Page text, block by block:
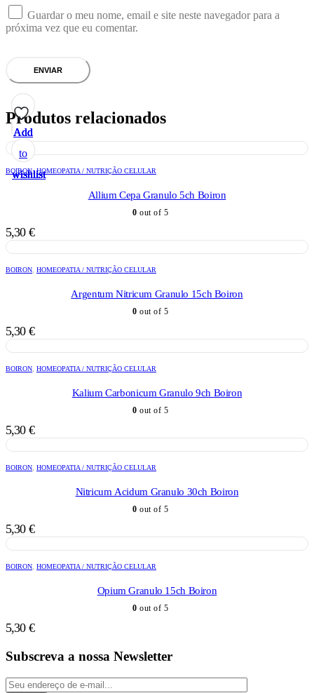
Guardar o meu nome, email e site neste navegador para a
próxima vez que eu comentar.
Produtos relacionados
Add
to
wishlist
BOIRON,HOMEOPATIA / NUTRIÇÃO CELULAR
Allium Cepa Granulo 5ch Boiron
0 out of 5
5,30 €
Add
to
wishlist
BOIRON, HOMEOPATIA / NUTRIÇÃO CELULAR
Argentum Nitricum Granulo 15ch Boiron
0 out of 5
5,30 €
Add
to
wishlist
BOIRON, HOMEOPATIA / NUTRIÇÃO CELULAR
Kalium Carbonicum Granulo 9ch Boiron
0 out of 5
5,30 €
Add
to
wishlist
BOIRON, HOMEOPATIA / NUTRIÇÃO CELULAR
Nitricum Acidum Granulo 30ch Boiron
0 out of 5
5,30 €
Add
to
wishlist
BOIRON, HOMEOPATIA / NUTRIÇÃO CELULAR
Opium Granulo 15ch Boiron
0 out of 5
5,30 €
Subscreva a nossa Newsletter